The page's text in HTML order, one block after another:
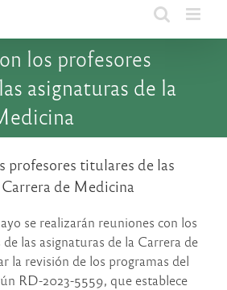
los profesores
asignaturas de la
profesores titulares de las
de Medicina
se realizarán reuniones con los
las asignaturas de la Carrera de
la revisión de los programas del
RD-2023-5559, que establece